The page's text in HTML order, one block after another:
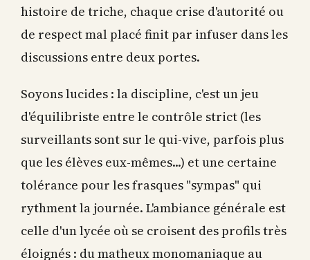
histoire de triche, chaque crise d'autorité ou
de respect mal placé finit par infuser dans les
discussions entre deux portes.
Soyons lucides : la discipline, c'est un jeu
d'équilibriste entre le contrôle strict (les
surveillants sont sur le qui-vive, parfois plus
que les élèves eux-mêmes...) et une certaine
tolérance pour les frasques "sympas" qui
rythment la journée. L'ambiance générale est
celle d'un lycée où se croisent des profils très
éloignés : du matheux monomaniaque au